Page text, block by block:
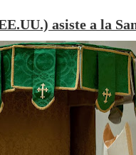
asiste a la